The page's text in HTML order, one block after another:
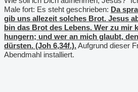
Male fort: Es steht geschrieben: Da
gib uns allezeit solches Brot. Jesus
bin das Brot des Lebens. Wer zu mir
hungern; und wer an mich glaubt,
dürsten. (Joh 6,34f.).Aufgrund dieser
Abendmahl installiert.